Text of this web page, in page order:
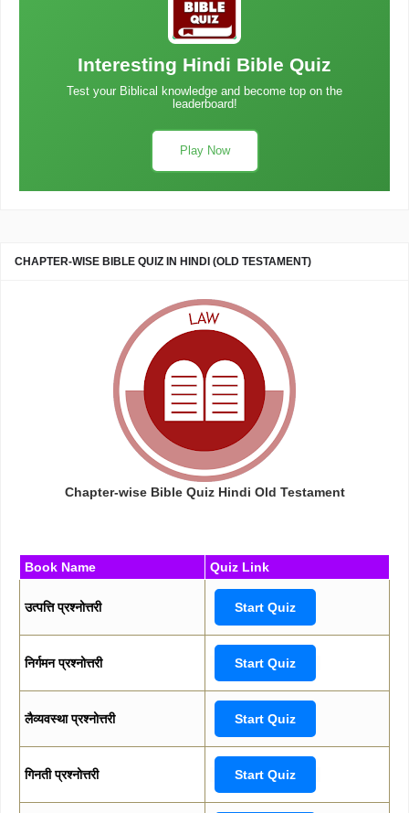
Interesting Hindi Bible Quiz
Test your Biblical knowledge and become top on the
leaderboard!
Play Now
CHAPTER-WISE BIBLE QUIZ IN HINDI (OLD TESTAMENT)
Chapter-wise Bible Quiz Hindi Old Testament
Book Name Quiz Link
उत्पत्ति प्रश्नोत्तरी Start Quiz
निर्गमन प्रश्नोत्तरी Start Quiz
लैव्यवस्था प्रश्नोत्तरी Start Quiz
गिनती प्रश्नोत्तरी Start Quiz